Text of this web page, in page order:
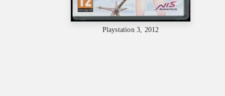
Playstation 3, 2012